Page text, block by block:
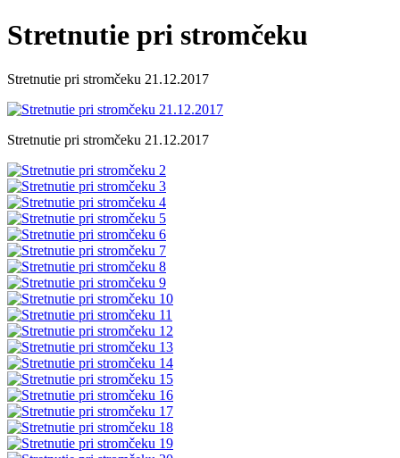
Stretnutie pri stromčeku
Stretnutie pri stromčeku 21.12.2017
Stretnutie pri stromčeku 21.12.2017